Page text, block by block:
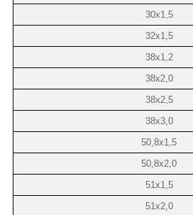
30х1,5
32х1,5
38х1,2
38х2,0
38х2,5
38х3,0
50,8х1,5
50,8х2,0
51х1,5
51х2,0